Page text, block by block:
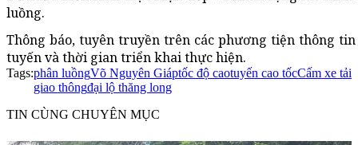
luồng.
Thông báo, tuyên truyền trên các phương tiện thông
tuyến và thời gian triển khai thực hiện.
Tags:phân luồngVõ Nguyên Giáptốc độ caotuyến cao tốcCấm xe tải
giao thôngđại lộ thăng long
TIN CÙNG CHUYÊN MỤC